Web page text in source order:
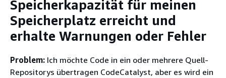
Speicherkapazität für meinen
Speicherplatz erreicht und
erhalte Warnungen oder Fehler
Problem: Ich möchte Code in ein oder mehrere Quell-
Repositorys übertragen CodeCatalyst, aber es wird ein